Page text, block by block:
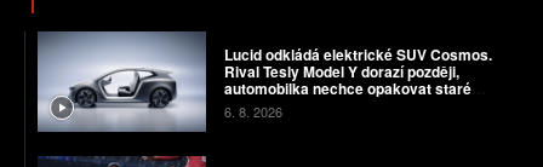
Lucid odkládá elektrické SUV Cosmos.
Rival Tesly Model Y dorazí později,
automobilka nechce opakovat staré
chyby
6. 8. 2026